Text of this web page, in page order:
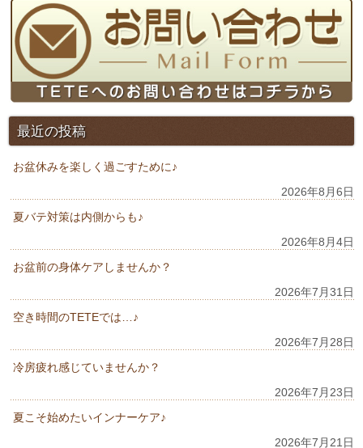
最近の投稿
お盆休みを楽しく過ごすために♪
2026年8月6日
夏バテ対策は内側からも♪
2026年8月4日
お盆前の身体ケアしませんか？
2026年7月31日
空き時間のTETEでは…♪
2026年7月28日
冷房疲れ感じていませんか？
2026年7月23日
夏こそ始めたいインナーケア♪
2026年7月21日